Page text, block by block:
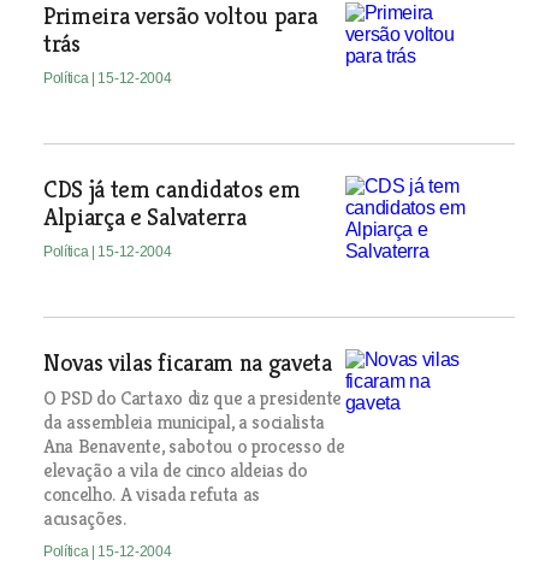
Primeira versão voltou para
trás
Política | 15-12-2004
CDS já tem candidatos em
Alpiarça e Salvaterra
Política | 15-12-2004
Novas vilas ficaram na gaveta
O PSD do Cartaxo diz que a presidente
da assembleia municipal, a socialista
Ana Benavente, sabotou o processo de
elevação a vila de cinco aldeias do
concelho. A visada refuta as
acusações.
Política | 15-12-2004